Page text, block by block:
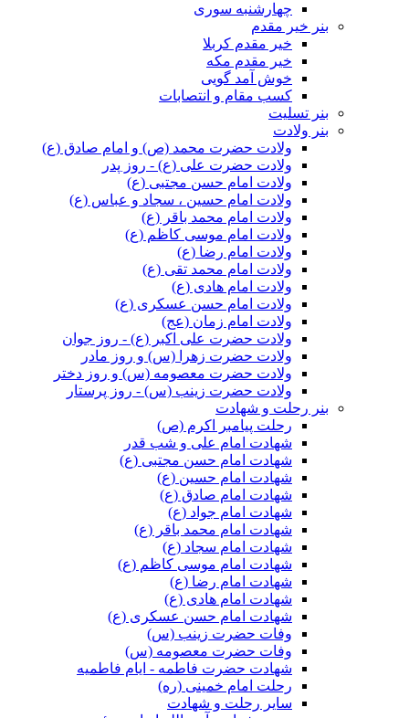
چهارشنبه سوری
بنر خیر مقدم
خیر مقدم کربلا
خیر مقدم مکه
خوش آمد گویی
کسب مقام و انتصابات
بنر تسلیت
بنر ولادت
ولادت حضرت محمد (ص) و امام صادق (ع)
ولادت حضرت علی (ع) - روز پدر
ولادت امام حسن مجتبی (ع)
ولادت امام حسین ، سجاد و عباس (ع)
ولادت امام محمد باقر (ع)
ولادت امام موسی کاظم (ع)
ولادت امام رضا (ع)
ولادت امام محمد تقی (ع)
ولادت امام هادی (ع)
ولادت امام حسن عسکری (ع)
ولادت امام زمان (عج)
ولادت حضرت علی اکبر (ع) - روز جوان
ولادت حضرت زهرا (س) و روز مادر
ولادت حضرت معصومه (س) و روز دختر
ولادت حضرت زینب (س) - روز پرستار
بنر رحلت و شهادت
رحلت پیامبر اکرم (ص)
شهادت امام علی و شب قدر
شهادت امام حسن مجتبی (ع)
شهادت امام حسین (ع)
شهادت امام صادق (ع)
شهادت امام جواد (ع)
شهادت امام محمد باقر (ع)
شهادت امام سجاد (ع)
شهادت امام موسی کاظم (ع)
شهادت امام رضا (ع)
شهادت امام هادی (ع)
شهادت امام حسن عسکری (ع)
وفات حضرت زینب (س)
وفات حضرت معصومه (س)
شهادت حضرت فاطمه - ایام فاطمیه
رحلت امام خمینی (ره)
سایر رحلت و شهادت